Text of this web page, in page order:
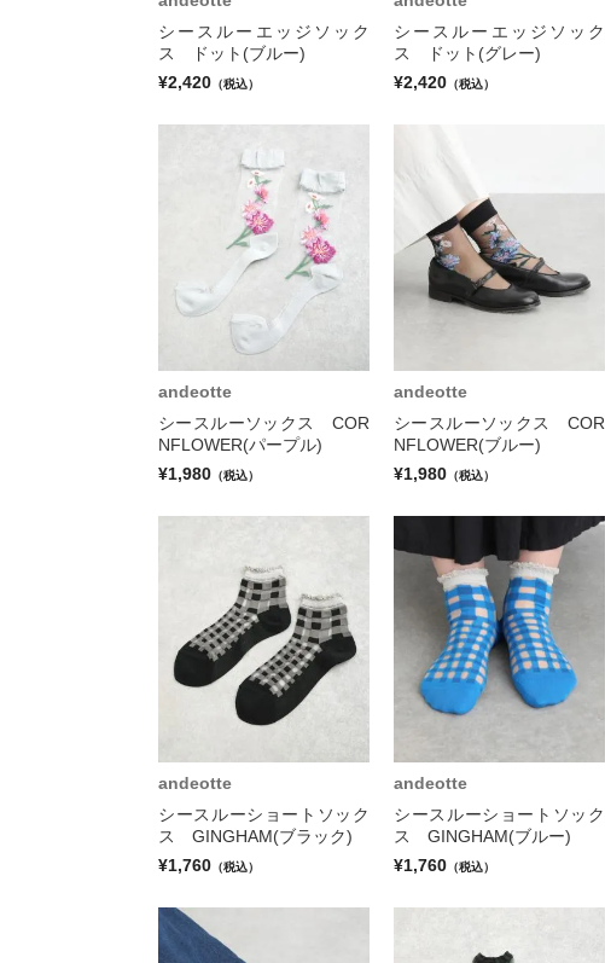
シースルーエッジソック
ス ドット(ブルー)
¥2,420 （税込）
シースルーエッジソック
ス ドット(グレー)
¥2,420 （税込）
andeotte
シースルーソックス COR
NFLOWER(パープル)
¥1,980 （税込）
andeotte
シースルーソックス COR
NFLOWER(ブルー)
¥1,980 （税込）
andeotte
シースルーショートソック
ス GINGHAM(ブラック)
¥1,760 （税込）
andeotte
シースルーショートソック
ス GINGHAM(ブルー)
¥1,760 （税込）